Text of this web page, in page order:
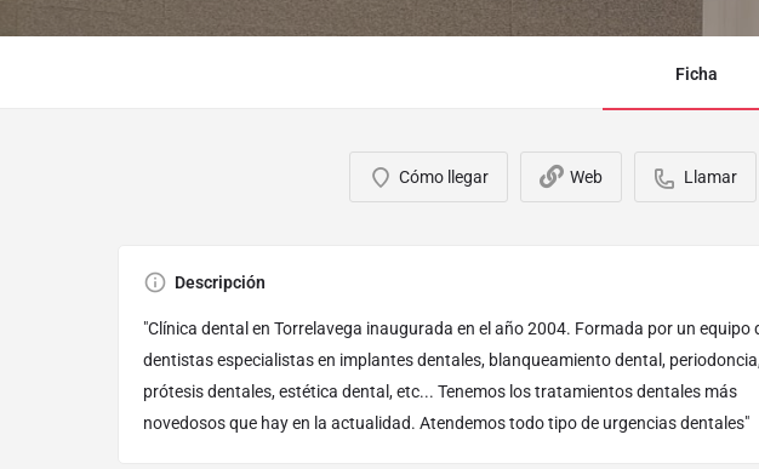
Ficha
Cómo llegar Web Llamar
Descripción
"Clínica dental en Torrelavega inaugurada en el año 2004. Formada por un equipo
dentistas especialistas en implantes dentales, blanqueamiento dental,
prótesis dentales, estética dental, etc... Tenemos los tratamientos dentales más
novedosos que hay en la actualidad. Atendemos todo tipo de urgencias dentales"